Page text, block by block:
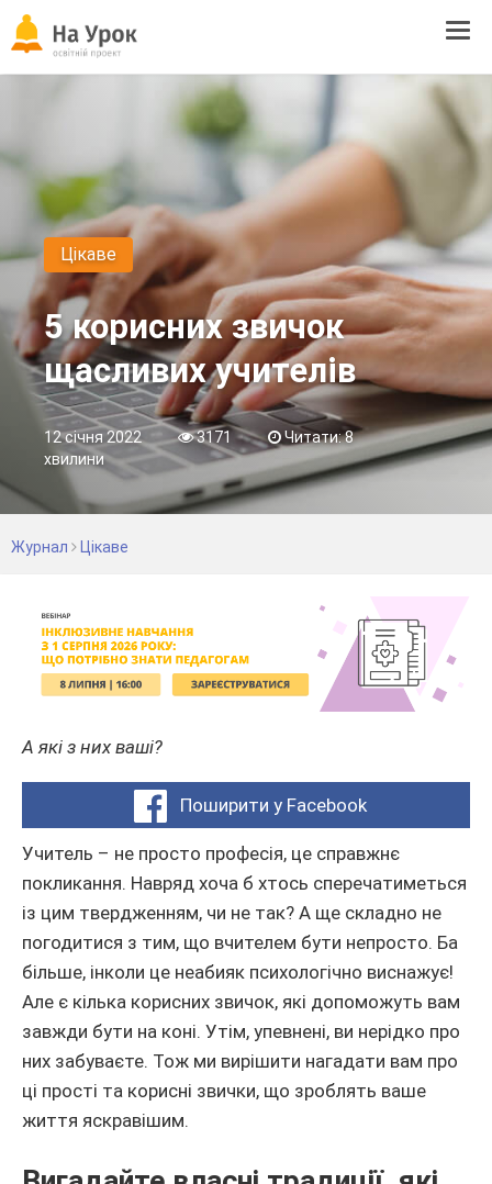
Цікаве
5 корисних звичок
щасливих учителів
12 січня 2022 3171
Читати: 8
хвилини
Журнал Цікаве
А які з них ваші?
Поширити у Facebook
Учитель – не просто професія, це справжнє
покликання. Навряд хоча б хтось сперечатиметься
із цим твердженням, чи не так? А ще складно не
погодитися з тим, що вчителем бути непросто. Ба
більше, інколи це неабияк психологічно виснажує!
Але є кілька корисних звичок, які допоможуть вам
завжди бути на коні. Утім, упевнені, ви нерідко про
них забуваєте. Тож ми вирішити нагадати вам про
ці прості та корисні звички, що зроблять ваше
життя яскравішим.